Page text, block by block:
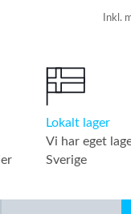
Lokalt lager
Vi har eget
Sverige